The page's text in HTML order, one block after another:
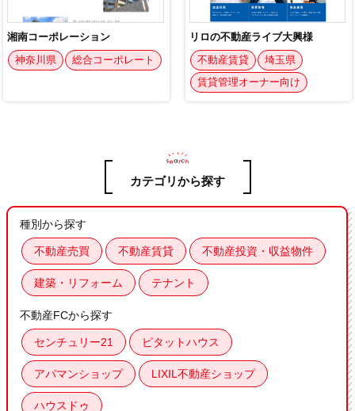
カテゴリから探す
種別から探す
不動産売買 不動産賃貸 不動産投資・収益物件
建築・リフォーム テナント
不動産FCから探す
センチュリー21 ピタットハウス
アパマンショップ LIXIL不動産ショップ
ハウスドゥ